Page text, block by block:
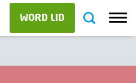
WORD LID